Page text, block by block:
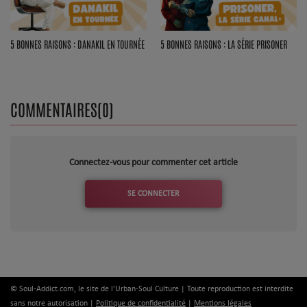
Dossier de Presse
Se connecter
5 BONNES RAISONS : DANAKIL EN TOURNÉE 5 BONNES RAISONS : LA SÉRIE PRISONER
COMMENTAIRES(0)
Connectez-vous pour commenter cet article
SE CONNECTER
© Soul-Addict.com, le site de l'Urban-Soul Culture | Toute reproduction est interdite
sans notre autorisation |
Politique de confidentialité Mentions légales